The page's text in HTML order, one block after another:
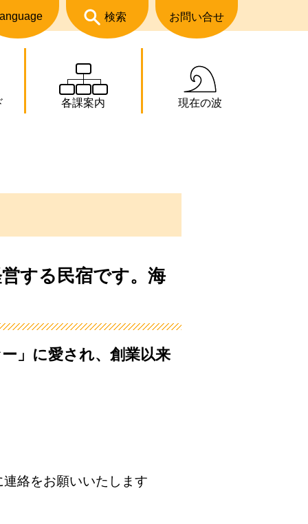
検索 お問い合せ
各課案内 現在の波
する民宿です。海
」に愛され、創業以来
絡をお願いいたします